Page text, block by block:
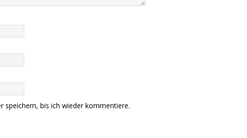
speichern, bis ich wieder kommentiere.